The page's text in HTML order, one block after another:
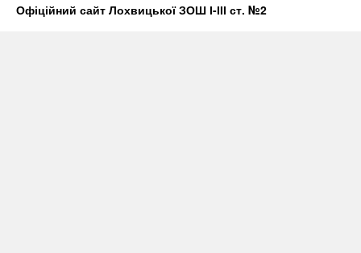
Офіційний сайт Лохвицької ЗОШ І-ІІІ ст. №2